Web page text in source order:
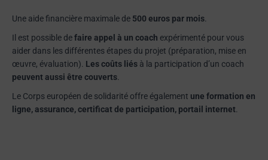
Une aide financière maximale de 500 euros par mois
Il est possible defaire appel à un coach expérimenté pour vous
aider dans les différentes étapes du projet (préparation, mise en
œuvre, évaluation). Les coûts liés à la participation d’un coach
peuvent aussi être couverts
Le Corps européen de solidarité offre également une formation en
ligne, assurance, certificat de participation, portail internet